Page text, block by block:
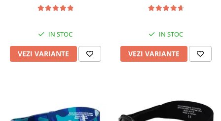
IN STOC
VEZI VARIANTE
IN STOC
VEZI VARIANTE